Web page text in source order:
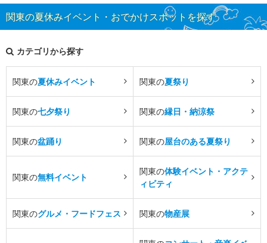
関東の夏休みイベント・おでかけスポットを探す
カテゴリから探す
関東の夏休みイベント 関東の夏祭り
関東の七夕祭り 関東の縁日・納涼祭
関東の盆踊り 関東の屋台のある夏祭り
関東の無料イベント
関東の体験イベント・アクテ
ィビティ
関東のグルメ・フードフェス 関東の物産展